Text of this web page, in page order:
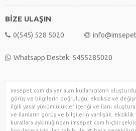
BİZE ULAŞIN
0(545) 528 5020
Whatsapp Destek: 5455285020
imsepet.com'da yer alan kullanıcıların
görüş ve bilgilerin doğruluğu, eksiksiz ve
ilgili yasal yükümlülükler içeriği ve ilanı
ve ilanların görüş ve bilgilerin yanlışlık,
kurallara aykırılığından imsepet.com hiçbir